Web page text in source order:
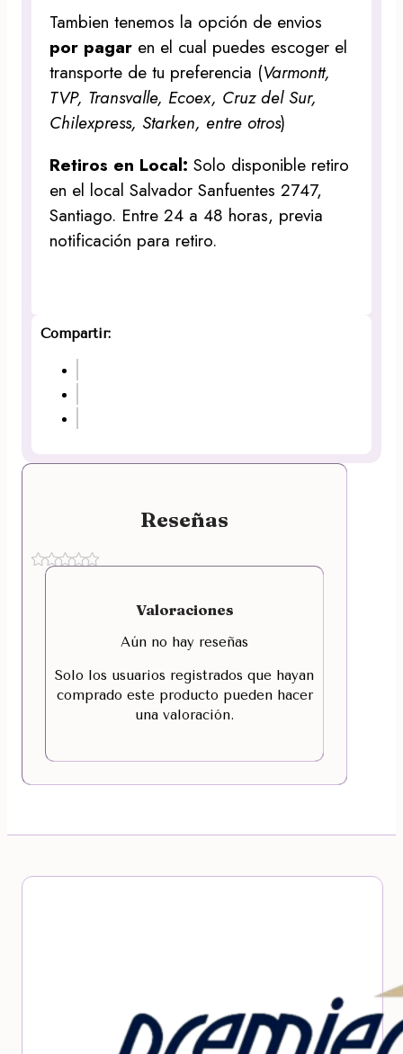
Tambien tenemos la opción de envios
por pagar en el cual puedes escoger el
transporte de tu preferencia (Varmontt,
TVP, Transvalle, Ecoex, Cruz del Sur,
Chilexpress, Starken, entre otros)
Retiros en Local:Solo disponible retiro
en el local Salvador Sanfuentes 2747,
Santiago. Entre 24 a 48 horas, previa
notificación para retiro.
Compartir:
Reseñas
Valoraciones
Aún no hay reseñas
Solo los usuarios registrados que hayan
comprado este producto pueden hacer
una valoración.